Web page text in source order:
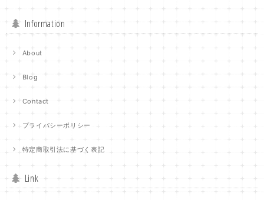
Information
About
Blog
Contact
プライバシーポリシー
特定商取引法に基づく表記
Link